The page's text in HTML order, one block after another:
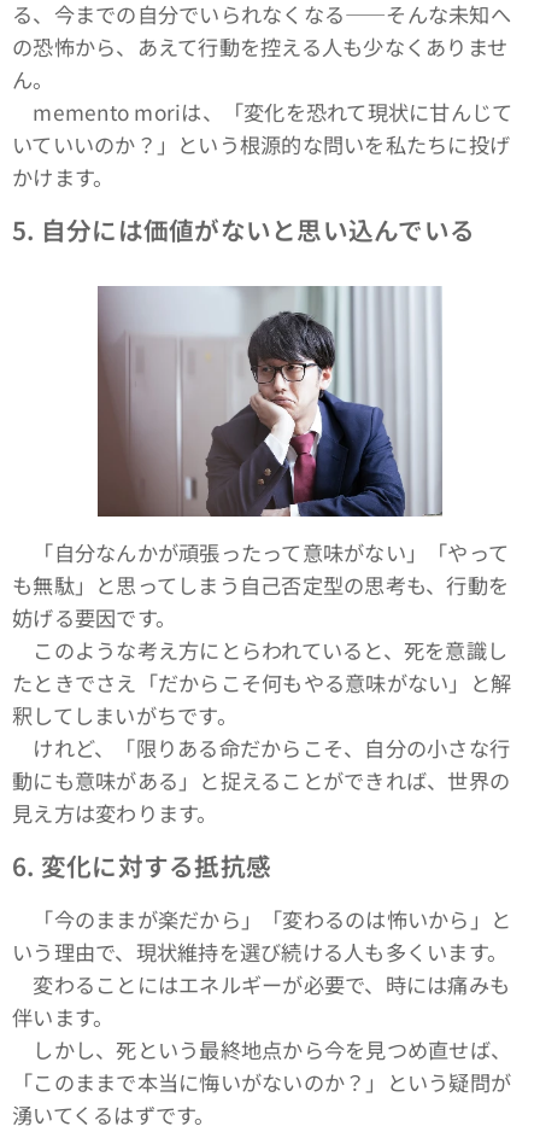
る、今までの自分でいられなくなる――そんな未知へ
の恐怖から、あえて行動を控える人も少なくありませ
ん。
memento moriは、「変化を恐れて現状に甘んじて
いていいのか？」という根源的な問いを私たちに投げ
かけます。
5. 自分には価値がないと思い込んでいる
「自分なんかが頑張ったって意味がない」「やって
も無駄」と思ってしまう自己否定型の思考も、行動を
妨げる要因です。
このような考え方にとらわれていると、死を意識し
たときでさえ「だからこそ何もやる意味がない」と解
釈してしまいがちです。
けれど、「限りある命だからこそ、自分の小さな行
動にも意味がある」と捉えることができれば、世界の
見え方は変わります。
6. 変化に対する抵抗感
「今のままが楽だから」「変わるのは怖いから」と
いう理由で、現状維持を選び続ける人も多くいます。
変わることにはエネルギーが必要で、時には痛みも
伴います。
しかし、死という最終地点から今を見つめ直せば、
「このままで本当に悔いがないのか？」という疑問が
湧いてくるはずです。